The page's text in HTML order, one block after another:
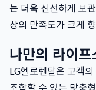
는 더욱 신선하게 보
상의 만족도가 크게
나만의 라이
LG헬로렌탈은 고객
조합할 수 있는 맞춤